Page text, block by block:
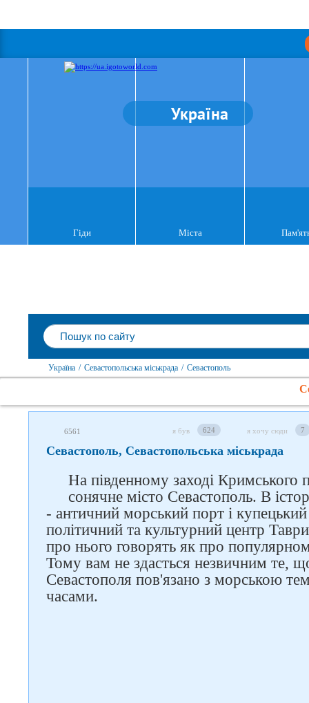
Україна
Гіди Міста
Україна / Севастопольська міськрада / Севастополь
6561 я був 624 я хочу сюди 7
Севастополь, Севастопольська міськрада
На південному заході Кримського
сонячне місто Севастополь. В
- античний морський порт і
політичний та культурний центр
про нього говорять як про
Тому вам не здасться незвичним те,
Севастополя пов'язано з морською
часами.